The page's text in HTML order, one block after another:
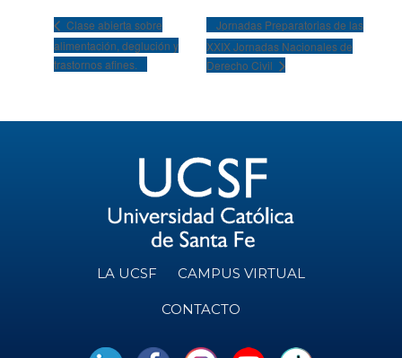
Clase abierta sobre
alimentación, deglución y
trastornos afines.
Jornadas Preparatorias de las
XXIX Jornadas Nacionales de
Derecho Civil
LA UCSF CAMPUS VIRTUAL
CONTACTO